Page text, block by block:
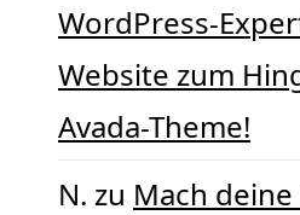
WordPress-
Website zum
Avada-Theme!
N. zu Mach